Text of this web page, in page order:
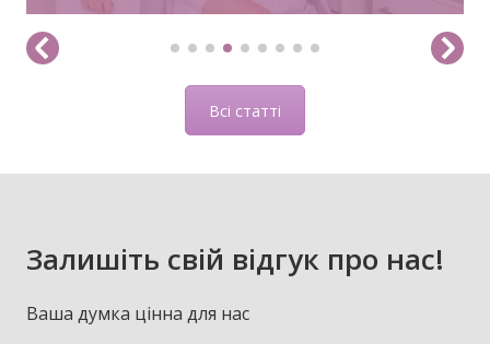
Всі статті
Залишіть свій відгук про нас!
Ваша думка цінна для нас